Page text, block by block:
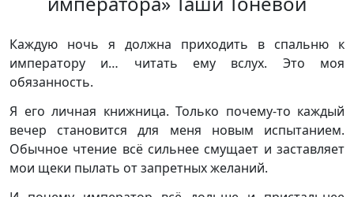
Каждую ночь я должна приходить в спальню к
императору и… читать ему вслух. Это моя
обязанность.
Я его личная книжница. Только почему-то каждый
вечер становится для меня новым испытанием.
Обычное чтение всё сильнее смущает и заставляет
мои щеки пылать от запретных желаний.